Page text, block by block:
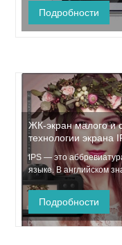
объяснение и разница
Подробности
ЖК-экран малого и
технологии экрана
IPS — это
языке. В английском
с переключением в
экран». Это самая
Как носить очки. Как
телефона...
Подробности